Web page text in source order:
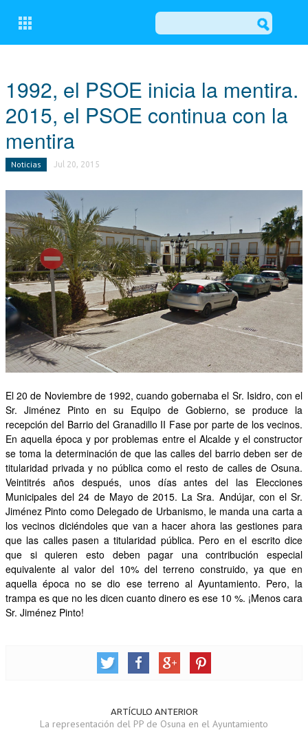
CONÓCENOS
COMITÉ EJECUTIVO LOCAL DEL PP DE OSUNA
GRUPO MUNICIPAL POPULAR
ACTUALIDAD
NOTICIAS
EL BALCÓN
MOCIONES
ESCRITOS
OTRAS INICIATIVAS
PARTICIPA
AFÍLIATE
1992, el PSOE inicia la mentira.
2015, el PSOE continua con la
mentira
Noticias Jul 20, 2015
El 20 de Noviembre de 1992, cuando gobernaba el Sr. Isidro, con el
Sr. Jiménez Pinto en su Equipo de Gobierno, se produce la
recepción del Barrio del Granadillo II Fase por parte de los vecinos.
En aquella época y por problemas entre el Alcalde y el constructor
se toma la determinación de que las calles del barrio deben ser de
titularidad privada y no pública como el resto de calles de Osuna.
Veintitrés años después, unos días antes del las Elecciones
Municipales del 24 de Mayo de 2015. La Sra. Andújar, con el Sr.
Jiménez Pinto como Delegado de Urbanismo, le manda una carta a
los vecinos diciéndoles que van a hacer ahora las gestiones para
que las calles pasen a titularidad pública. Pero en el escrito dice
que si quieren esto deben pagar una contribución especial
equivalente al valor del 10% del terreno construido, ya que en
aquella época no se dio ese terreno al Ayuntamiento. Pero, la
trampa es que no les dicen cuanto dinero es ese 10 %. ¡Menos cara
Sr. Jiménez Pinto!
ARTÍCULO ANTERIOR
La representación del PP de Osuna en el Ayuntamiento